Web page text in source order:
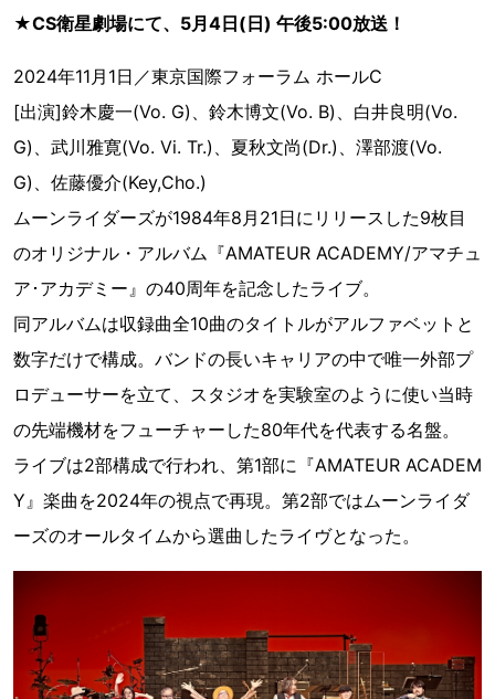
★CS衛星劇場にて、5月4日(日) 午後5:00放送！
2024年11月1日／東京国際フォーラム ホールC
[出演]鈴木慶一(Vo. G)、鈴木博文(Vo. B)、白井良明(Vo.
G)、武川雅寛(Vo. Vi. Tr.)、夏秋文尚(Dr.)、澤部渡(Vo.
G)、佐藤優介(Key,Cho.)
ムーンライダーズが1984年8月21日にリリースした9枚目
のオリジナル・アルバム『AMATEUR ACADEMY/アマチュ
ア･アカデミー』の40周年を記念したライブ。
同アルバムは収録曲全10曲のタイトルがアルファベットと
数字だけで構成。バンドの長いキャリアの中で唯一外部プ
ロデューサーを立て、スタジオを実験室のように使い当時
の先端機材をフューチャーした80年代を代表する名盤。
ライブは2部構成で行われ、第1部に『AMATEUR ACADEM
Y』楽曲を2024年の視点で再現。第2部ではムーンライダ
ーズのオールタイムから選曲したライヴとなった。